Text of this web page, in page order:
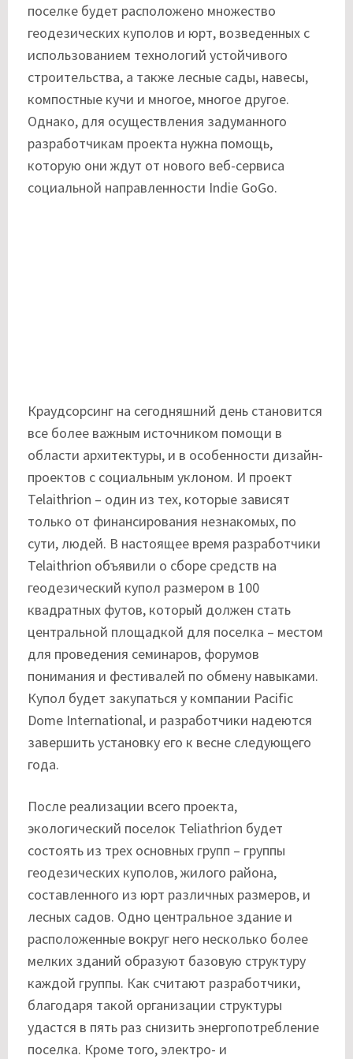
поселке будет расположено множество
геодезических куполов и юрт, возведенных с
использованием технологий устойчивого
строительства, а также лесные сады, навесы,
компостные кучи и многое, многое другое.
Однако, для осуществления задуманного
разработчикам проекта нужна помощь,
которую они ждут от нового веб-сервиса
социальной направленности Indie GoGo.
Краудсорсинг на сегодняшний день становится
все более важным источником помощи в
области архитектуры, и в особенности дизайн-
проектов с социальным уклоном. И проект
Telaithrion – один из тех, которые зависят
только от финансирования незнакомых, по
сути, людей. В настоящее время разработчики
Telaithrion объявили о сборе средств на
геодезический купол размером в 100
квадратных футов, который должен стать
центральной площадкой для поселка – местом
для проведения семинаров, форумов
понимания и фестивалей по обмену навыками.
Купол будет закупаться у компании Pacific
Dome International, и разработчики надеются
завершить установку его к весне следующего
года.
После реализации всего проекта,
экологический поселок Teliathrion будет
состоять из трех основных групп – группы
геодезических куполов, жилого района,
составленного из юрт различных размеров, и
лесных садов. Одно центральное здание и
расположенные вокруг него несколько более
мелких зданий образуют базовую структуру
каждой группы. Как считают разработчики,
благодаря такой организации структуры
удастся в пять раз снизить энергопотребление
поселка. Кроме того, электро- и